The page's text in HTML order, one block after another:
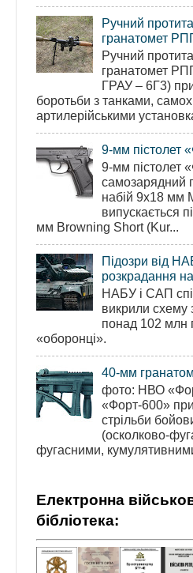
Ручний
гранатомет
Ручний
гранатомет
ГРАУ – 6Г3)
боротьби з танками,
артилерійськими
9-мм пістолет
9-мм пістолет
самозарядний
набій 9х18 мм
випускається
мм Browning Short (Kur...
Підозри від
розкрадання на
НАБУ і САП
викрили схему
понад 102 млн
«оборонці».
40-мм
фото: НВО
«Форт-600»
стрільби
(осколково-
фугасними,
Електронна
бібліотека: